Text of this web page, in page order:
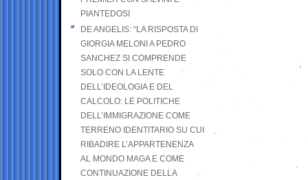
PIANTEDOSI
DE ANGELIS: “LA RISPOSTA DI
GIORGIA MELONI A PEDRO
SANCHEZ SI COMPRENDE
SOLO CON LA LENTE
DELL’IDEOLOGIA E DEL
CALCOLO: LE POLITICHE
DELL’IMMIGRAZIONE COME
TERRENO IDENTITARIO SU CUI
RIBADIRE L’APPARTENENZA
AL MONDO MAGA E COME
CONTINUAZIONE DELLA